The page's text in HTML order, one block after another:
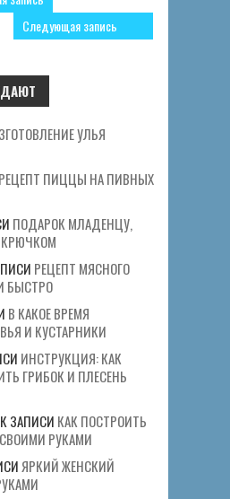
Следующая запись
УЛЬЯ
РЕЦЕПТ ПИЦЦЫ НА ПИВНЫХ
ПОДАРОК МЛАДЕНЦУ,
КРЮЧКОМ
РЕЦЕПТ МЯСНОГО
БЫСТРО
В КАКОЕ ВРЕМЯ
И КУСТАРНИКИ
ИНСТРУКЦИЯ: КАК
ГРИБОК И ПЛЕСЕНЬ
К ЗАПИСИ КАК ПОСТРОИТЬ
РУКАМИ
ЯРКИЙ ЖЕНСКИЙ